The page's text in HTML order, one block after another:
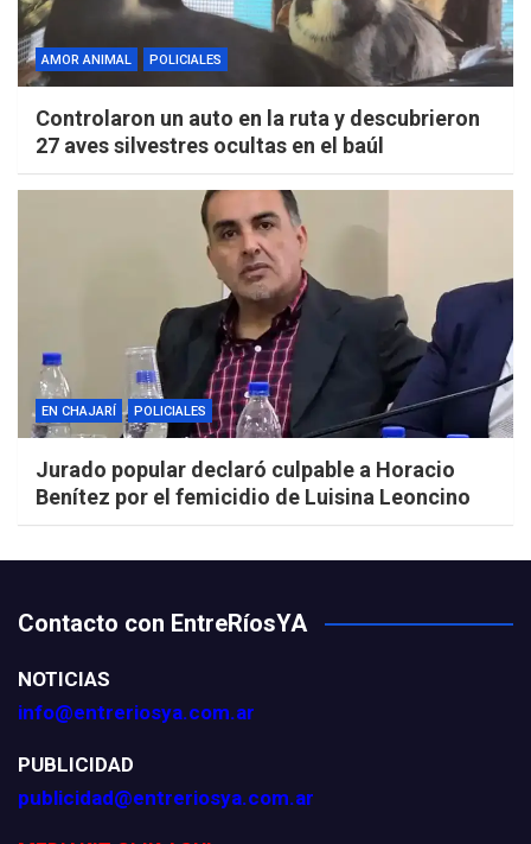
AMOR ANIMAL POLICIALES
Controlaron un auto en la ruta y descubrieron
27 aves silvestres ocultas en el baúl
EN CHAJARÍ POLICIALES
Jurado popular declaró culpable a Horacio
Benítez por el femicidio de Luisina Leoncino
Contacto con EntreRíosYA
NOTICIAS
info@entreriosya.com.ar
PUBLICIDAD
publicidad@entreriosya.com.ar